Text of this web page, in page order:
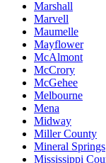
Marshall
Marvell
Maumelle
Mayflower
McAlmont
McCrory
McGehee
Melbourne
Mena
Midway
Miller County
Mineral Springs
Mississippi